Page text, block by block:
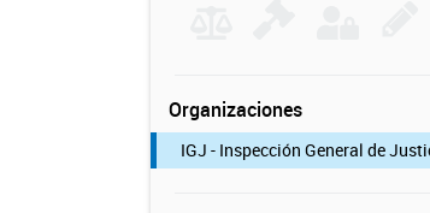
Organizaciones
IGJ - Inspección General de